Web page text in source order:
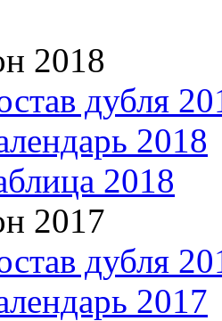
2018
дубля
2018
2018
2017
дубля
2017